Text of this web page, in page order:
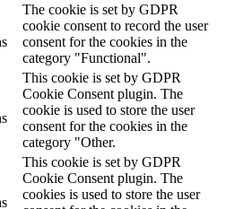
The cookie is set by GDPR
cookie consent to record the user
consent for the cookies in the
category "Functional".
This cookie is set by GDPR
Cookie Consent plugin. The
cookie is used to store the user
consent for the cookies in the
category "Other.
This cookie is set by GDPR
Cookie Consent plugin. The
cookies is used to store the user